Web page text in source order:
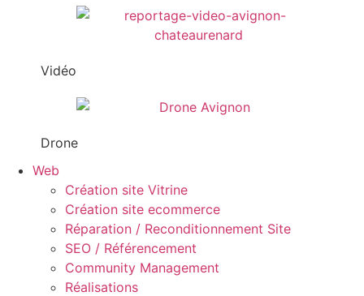
Vidéo
Drone
Web
Création site Vitrine
Création site ecommerce
Réparation / Reconditionnement Site
SEO / Référencement
Community Management
Réalisations